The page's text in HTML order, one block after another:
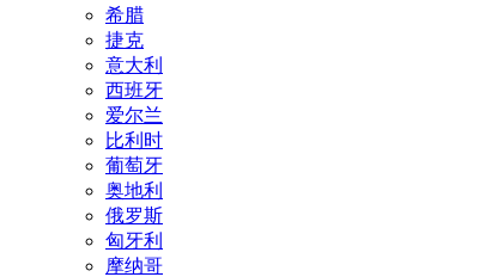
希腊
捷克
意大利
西班牙
爱尔兰
比利时
葡萄牙
奥地利
俄罗斯
匈牙利
摩纳哥